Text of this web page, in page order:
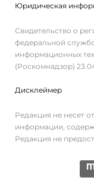
Юридическая
Свидетельство о
федеральной
информационных
(Роскомнадзор)
Дисклеймер
Редакция не несет
информации,
Редакция не